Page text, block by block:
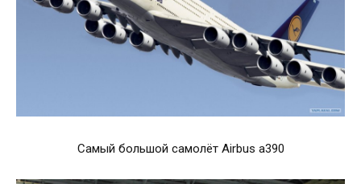
Самый большой самолёт Airbus a390